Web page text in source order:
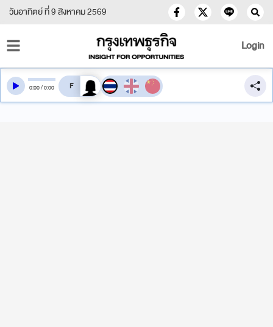
วันอาทิตย์ ที่ 9 สิงหาคม 2569
Login
0:00/0:00 สลับเสียงอ่าน